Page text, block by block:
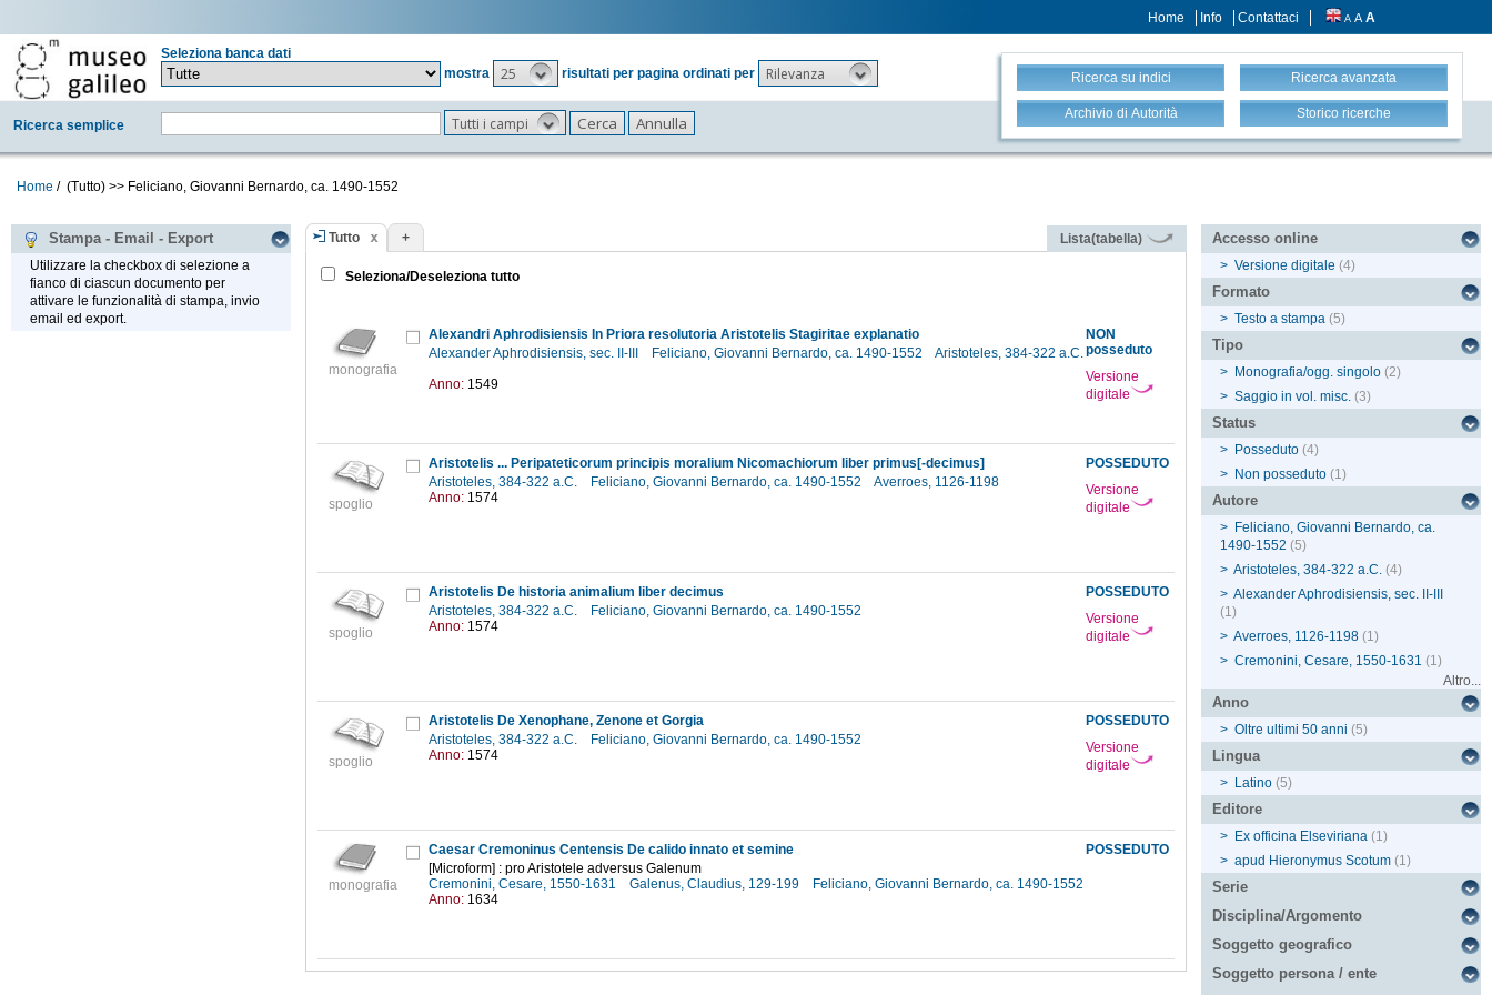
Home Info Contattaci A A A
Seleziona banca dati
mostra
25 risultati per pagina ordinati per Rilevanza
Ricerca semplice Tutti i campi
Ricerca su indici Ricerca avanzata
Archivio di Autorità Storico ricerche
Home / (Tutto) >> Feliciano, Giovanni Bernardo, ca. 1490-1552
Stampa - Email - Export
Utilizzare la checkbox di selezione a
fianco di ciascun documento per
attivare le funzionalità di stampa, invio
email ed export.
Tutto + Lista(tabella)
Seleziona/Deseleziona tutto
monografia
NON
posseduto
Versione
digitale
Alexandri Aphrodisiensis In Priora resolutoria Aristotelis Stagiritae explanatio
Alexander Aphrodisiensis, sec. II-III
Feliciano, Giovanni Bernardo, ca. 1490-1552
Aristoteles, 384-322 a.C.
Anno: 1549
spoglio
POSSEDUTO
Versione
digitale
Aristotelis ... Peripateticorum principis moralium Nicomachiorum liber primus[-decimus]
Aristoteles, 384-322 a.C.
Feliciano, Giovanni Bernardo, ca. 1490-1552
Averroes, 1126-1198
Anno: 1574
spoglio
POSSEDUTO
Versione
digitale
Aristotelis De historia animalium liber decimus
Aristoteles, 384-322 a.C.
Feliciano, Giovanni Bernardo, ca. 1490-1552
Anno: 1574
spoglio
POSSEDUTO
Versione
digitale
Aristotelis De Xenophane, Zenone et Gorgia
Aristoteles, 384-322 a.C.
Feliciano, Giovanni Bernardo, ca. 1490-1552
Anno: 1574
monografia
POSSEDUTO
Caesar Cremoninus Centensis De calido innato et semine
[Microform] : pro Aristotele adversus Galenum
Cremonini, Cesare, 1550-1631
Galenus, Claudius, 129-199
Feliciano, Giovanni Bernardo, ca. 1490-1552
Anno: 1634
Accesso online
> Versione digitale (4)
Formato
> Testo a stampa (5)
Tipo
> Monografia/ogg. singolo (2)
> Saggio in vol. misc. (3)
Status
> Posseduto (4)
> Non posseduto (1)
Autore
> Feliciano, Giovanni Bernardo, ca.
1490-1552 (5)
> Aristoteles, 384-322 a.C. (4)
> Alexander Aphrodisiensis, sec. II-III
(1)
> Averroes, 1126-1198 (1)
> Cremonini, Cesare, 1550-1631 (1)
Altro...
Anno
> Oltre ultimi 50 anni (5)
Lingua
> Latino (5)
Editore
> Ex officina Elseviriana (1)
> apud Hieronymus Scotum (1)
Serie
Disciplina/Argomento
Soggetto geografico
Soggetto persona / ente